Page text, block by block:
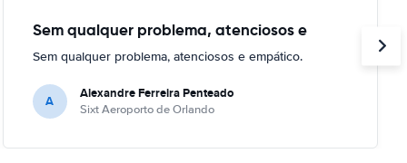
Sem qualquer problema, atenciosos e
Sem qualquer problema, atenciosos e empático.
A Alexandre Ferreira Penteado
Sixt Aeroporto de Orlando